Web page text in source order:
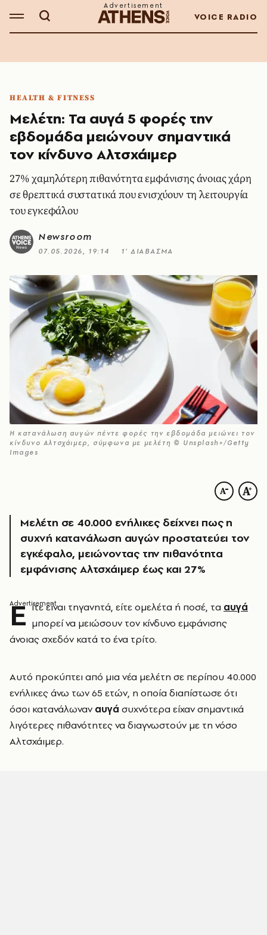
VOICE RADIO
HEALTH & FITNESS
Μελέτη: Τα αυγά 5 φορές την
εβδομάδα μειώνουν σημαντικά
τον κίνδυνο Αλτσχάιμερ
27% χαμηλότερη πιθανότητα εμφάνισης άνοιας χάρη
σε θρεπτικά συστατικά που ενισχύουν τη λειτουργία
του εγκεφάλου
Newsroom
07.05.2026, 19:14 1’ ΔΙΑΒΑΣΜΑ
Η κατανάλωση αυγών πέντε φορές την εβδομάδα μειώνει τον
κίνδυνο Αλτσχάιμερ, σύμφωνα με μελέτη © Unsplash+/Getty
Images
Μελέτη σε 40.000 ενήλικες δείχνει πως η
συχνή κατανάλωση αυγών προστατεύει τον
εγκέφαλο, μειώνοντας την πιθανότητα
εμφάνισης Αλτσχάιμερ έως και 27%
Ε ίτε είναι τηγανητά, είτε ομελέτα ή ποσέ, τα αυγά
μπορεί να μειώσουν τον κίνδυνο εμφάνισης
άνοιας σχεδόν κατά το ένα τρίτο.
Αυτό προκύπτει από μια νέα μελέτη σε περίπου 40.000
ενήλικες άνω των 65 ετών, η οποία διαπίστωσε ότι
όσοι κατανάλωναν αυγά συχνότερα είχαν σημαντικά
λιγότερες πιθανότητες να διαγνωστούν με τη νόσο
Αλτσχάιμερ.